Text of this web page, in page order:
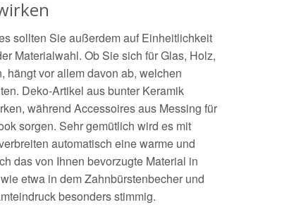
sollten Sie außerdem auf Einheitlichkeit
Materialwahl. Ob Sie sich für Glas, Holz,
hängt vor allem davon ab, welchen
Deko-Artikel aus bunter Keramik
während Accessoires aus Messing für
sorgen. Sehr gemütlich wird es mit
automatisch eine warme und
das von Ihnen bevorzugte Material in
etwa in dem Zahnbürstenbecher und
besonders stimmig.